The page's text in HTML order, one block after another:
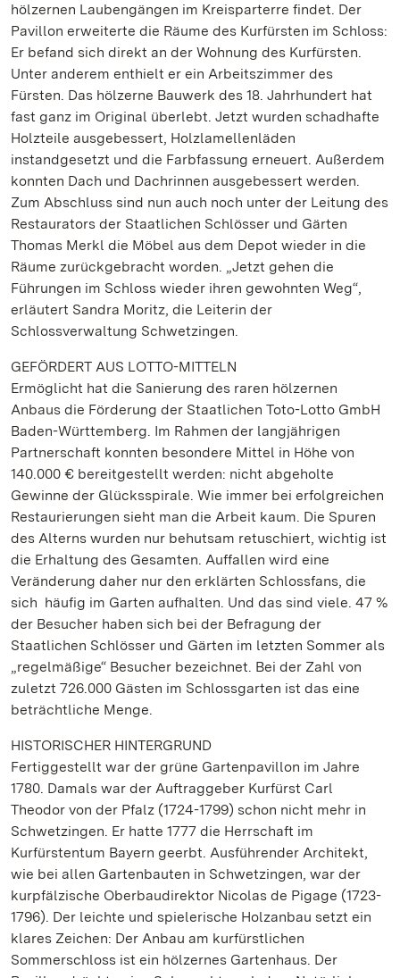
hölzernen Laubengängen im Kreisparterre findet. Der
Pavillon erweiterte die Räume des Kurfürsten im Schloss:
Er befand sich direkt an der Wohnung des Kurfürsten.
Unter anderem enthielt er ein Arbeitszimmer des
Fürsten. Das hölzerne Bauwerk des 18. Jahrhundert hat
fast ganz im Original überlebt. Jetzt wurden schadhafte
Holzteile ausgebessert, Holzlamellenläden
instandgesetzt und die Farbfassung erneuert. Außerdem
konnten Dach und Dachrinnen ausgebessert werden.
Zum Abschluss sind nun auch noch unter der Leitung des
Restaurators der Staatlichen Schlösser und Gärten
Thomas Merkl die Möbel aus dem Depot wieder in die
Räume zurückgebracht worden. „Jetzt gehen die
Führungen im Schloss wieder ihren gewohnten Weg“,
erläutert Sandra Moritz, die Leiterin der
Schlossverwaltung Schwetzingen.
GEFÖRDERT AUS LOTTO-MITTELN
Ermöglicht hat die Sanierung des raren hölzernen
Anbaus die Förderung der Staatlichen Toto-Lotto GmbH
Baden-Württemberg. Im Rahmen der langjährigen
Partnerschaft konnten besondere Mittel in Höhe von
140.000 € bereitgestellt werden: nicht abgeholte
Gewinne der Glücksspirale. Wie immer bei erfolgreichen
Restaurierungen sieht man die Arbeit kaum. Die Spuren
des Alterns wurden nur behutsam retuschiert, wichtig ist
die Erhaltung des Gesamten. Auffallen wird eine
Veränderung daher nur den erklärten Schlossfans, die
sich häufig im Garten aufhalten. Und das sind viele. 47 %
der Besucher haben sich bei der Befragung der
Staatlichen Schlösser und Gärten im letzten Sommer als
„regelmäßige“ Besucher bezeichnet. Bei der Zahl von
zuletzt 726.000 Gästen im Schlossgarten ist das eine
beträchtliche Menge.
HISTORISCHER HINTERGRUND
Fertiggestellt war der grüne Gartenpavillon im Jahre
1780. Damals war der Auftraggeber Kurfürst Carl
Theodor von der Pfalz (1724-1799) schon nicht mehr in
Schwetzingen. Er hatte 1777 die Herrschaft im
Kurfürstentum Bayern geerbt. Ausführender Architekt,
wie bei allen Gartenbauten in Schwetzingen, war der
kurpfälzische Oberbaudirektor Nicolas de Pigage (1723-
1796). Der leichte und spielerische Holzanbau setzt ein
klares Zeichen: Der Anbau am kurfürstlichen
Sommerschloss ist ein hölzernes Gartenhaus. Der